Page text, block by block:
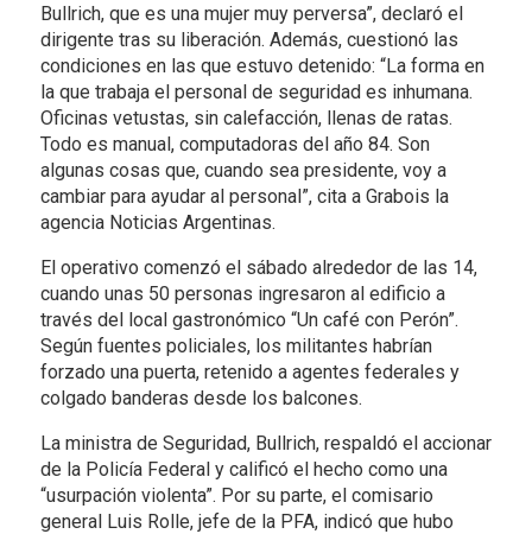
Bullrich, que es una mujer muy perversa”, declaró el
dirigente tras su liberación. Además, cuestionó las
condiciones en las que estuvo detenido: “La forma en
la que trabaja el personal de seguridad es inhumana.
Oficinas vetustas, sin calefacción, llenas de ratas.
Todo es manual, computadoras del año 84. Son
algunas cosas que, cuando sea presidente, voy a
cambiar para ayudar al personal”, cita a Grabois la
agencia Noticias Argentinas.
El operativo comenzó el sábado alrededor de las 14,
cuando unas 50 personas ingresaron al edificio a
través del local gastronómico “Un café con Perón”.
Según fuentes policiales, los militantes habrían
forzado una puerta, retenido a agentes federales y
colgado banderas desde los balcones.
La ministra de Seguridad, Bullrich, respaldó el accionar
de la Policía Federal y calificó el hecho como una
“usurpación violenta”. Por su parte, el comisario
general Luis Rolle, jefe de la PFA, indicó que hubo